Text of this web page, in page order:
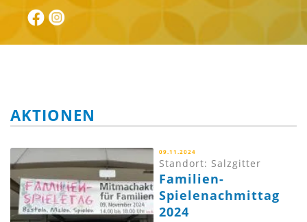
AKTIONEN
09.11.2024
Standort: Salzgitter
Familien-
Spielenachmittag
2024